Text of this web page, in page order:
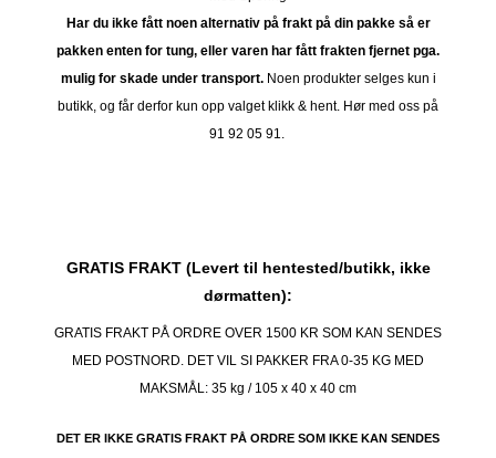
Har du ikke fått noen alternativ på frakt på din pakke så er
pakken enten for tung, eller varen har fått frakten fjernet pga.
mulig for skade under transport.Noen produkter selges kun i
butikk, og får derfor kun opp valget klikk & hent. Hør med oss på
91 92 05 91.
GRATIS FRAKT (Levert til hentested/butikk, ikke
dørmatten):
GRATIS FRAKT PÅ ORDRE OVER 1500 KR SOM KAN SENDES
MED POSTNORD. DET VIL SI PAKKER FRA 0-35 KG MED
MAKSMÅL: 35 kg / 105 x 40 x 40 cm
DET ER IKKE GRATIS FRAKT PÅ ORDRE SOM IKKE KAN SENDES